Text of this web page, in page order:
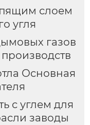
слоем
угля
газов
Основная
с углем для
заводы